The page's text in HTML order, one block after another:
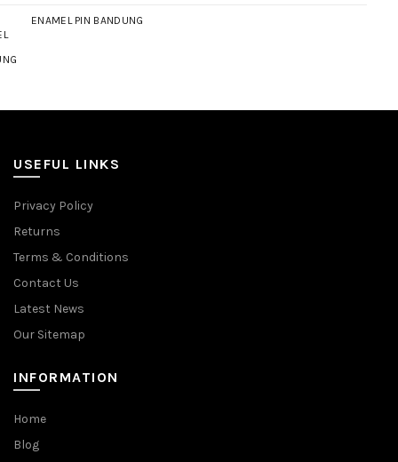
ENAMEL PIN BANDUNG
USEFUL LINKS
Privacy Policy
Returns
Terms & Conditions
Contact Us
Latest News
Our Sitemap
INFORMATION
Home
Blog